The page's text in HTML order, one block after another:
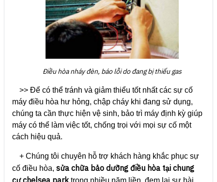
Điều hòa nháy đèn, báo lỗi do đang bị thiếu gas
>> Để có thể tránh và giảm thiểu tốt nhất các sự cố
máy điều hòa hư hỏng, chập cháy khi đang sử dụng,
chúng ta cần thực hiện vệ sinh, bảo trì máy định kỳ giúp
máy có thể làm việc tốt, chống trọi với mọi sự cố một
cách hiệu quả.
+ Chúng tôi chuyên hỗ trợ khách hàng khắc phục sự
cố điều hòa, sửa chữa bảo dưỡng điều hòa tại chung